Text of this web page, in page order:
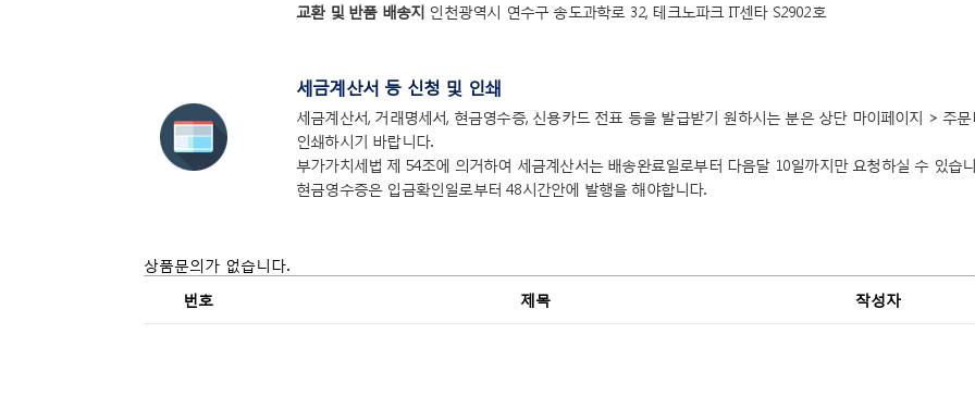
교환 및 반품 배송지 인천광역시 연수구 송도과학로 32, 테크노파크 IT센타 S2902호
세금계산서 등 신청 및 인쇄
세금계산서, 거래명세서, 현금영수증, 신용카드 전표 등을 발급받기 원하시는 분은 상단 마이페이지 > 주
인쇄하시기 바랍니다.
부가가치세법 제 54조에 의거하여 세금계산서는 배송완료일로부터 다음달 10일까지만 요청하실 수 있습
현금영수증은 입금확인일로부터 48시간안에 발행을 해야합니다.
상품문의가 없습니다.
번호
제목 작성자